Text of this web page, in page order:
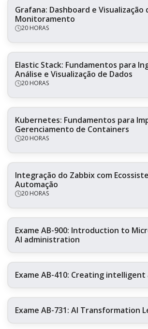
Grafana: Dashboard e Visualização
Monitoramento
20 HORAS
Elastic Stack: Fundamentos para
Análise e Visualização de Dados
20 HORAS
Kubernetes: Fundamentos para
Gerenciamento de Containers
20 HORAS
Integração do Zabbix com
Automação
20 HORAS
Exame AB-900: Introduction to
AI administration
Exame AB-410: Creating
Exame AB-731: AI Transformation